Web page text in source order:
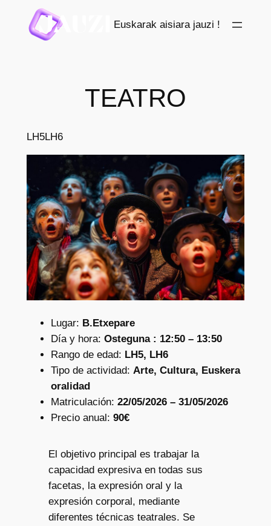
contenido
Euskarak aisiara jauzi !
TEATRO
LH5LH6
Lugar: B.Etxepare
Día y hora: Osteguna : 12:50 – 13:50
Rango de edad: LH5, LH6
Tipo de actividad: Arte, Cultura, Euskera
oralidad
Matriculación: 22/05/2026 – 31/05/2026
Precio anual: 90€
El objetivo principal es trabajar la
capacidad expresiva en todas sus
facetas, la expresión oral y la
expresión corporal, mediante
diferentes técnicas teatrales. Se